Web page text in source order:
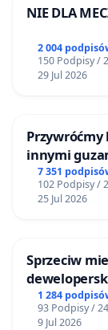
NIE DLA
2 004
150 Podpisy /
29 Jul 2026
Przywróćmy
innymi
Centrum
7 351
102 Podpisy /
25 Jul 2026
Sprzeciw
Bulwarów
1 284
93 Podpisy /
9 Jul 2026